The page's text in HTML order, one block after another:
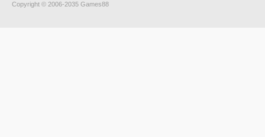
Copyright © 2006-2035 Games88